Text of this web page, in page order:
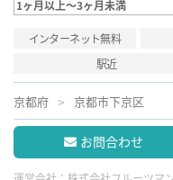
1ヶ月以上～3ヶ月未満
インターネット無料
駅近
京都府 京都市下京区
お問合わせ